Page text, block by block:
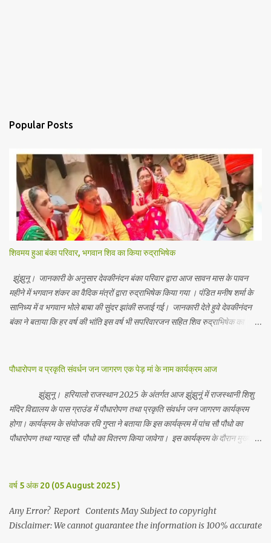
Popular Posts
शिवमय हुआ बंका परिवार, भगवान शिव का किया रुद्राभिषेक
झुंझुनू। जानकारी के अनुसार देवकीनंदन बंका परिवार द्वारा आज सावन मास के पावन
महीने में भगवान शंकर का वैदिक मंत्रों द्वारा रुद्राभिषेक किया गया । पंडित मनीष शर्मा के
सानिध्य में व भगवान भोले बाबा की सुंदर झांकी सजाई गई। जानकारी देते हुवे देवकीनंदन
बंका ने बताया कि हर वर्ष की भांति इस वर्ष भी सपरिवारजन सहित शिव रुद्राभिषेक का
भाविक, लाडो, मीना, रेनू, निर्मला, दीक्षा, मनीषा आदि सभी परिवार जन उपस्थित रहे।
guarantee the information is 100% accurate
पौधारोपण व प्रकृति संवर्धन जन जागरण एक पेड़ मां के नाम कार्यक्रम आज
झुंझुनू। हरियालो राजस्थान 2025 के अंतर्गत आज झुंझुनूं में राजस्थानी शिशु
मंदिर विद्यालय के पास ग्राउंड में पौधारोपण तथा प्रकृति संवर्धन जन जागरण कार्यक्रम
होगा। कार्यक्रम के संयोजक रवि गुप्ता ने बताया कि इस कार्यक्रम में पांच सौ पौधो का
पौधारोपण तथा ग्यारह सौ पौधो का वितरण किया जावेगा। इस कार्यक्रम के दौरान मुख्य
उपस्थित रहेंगे। Contents May Subject to copyright Disclaimer: We
वर्ष 5 अंक 20 (05 August 2025 )
Any Error? Report Contents May Subject to copyright
Disclaimer: We cannot guarantee the information is 100% accurate